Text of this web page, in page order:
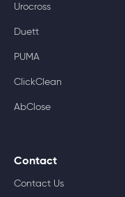
Urocross
Duett
PUMA
ClickClean
AbClose
Contact
Contact Us